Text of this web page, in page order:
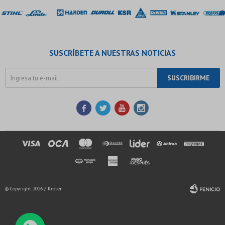
SUSCRÍBETE A NUESTRAS NOTICIAS
SUSCRIBIRME
   
© Copyright 2026 / Kroser